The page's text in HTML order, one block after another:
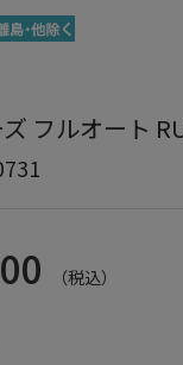
フルオート
（税込）